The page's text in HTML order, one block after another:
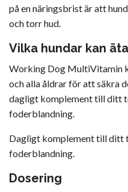
på en näringsbrist är att
och torr hud.
Vilka hundar kan
Working Dog MultiVitamin
och alla åldrar för att säkra
dagligt komplement till ditt
foderblandning.
Dagligt komplement till ditt
foderblandning.
Dosering